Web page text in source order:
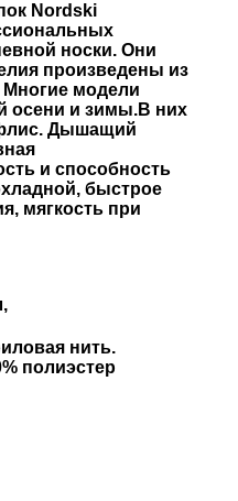
Nordski
носки. Они
произведены из
модели
осени и зимы.В них
флис. Дышащий
и способность
быстрое
мягкость при
нить.
полиэстер